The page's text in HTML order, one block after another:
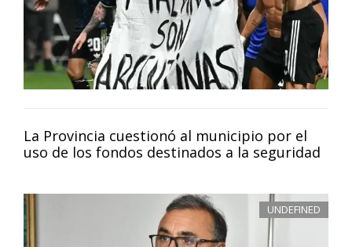
La Provincia cuestionó al municipio por el
uso de los fondos destinados a la seguridad
UNDEFINED